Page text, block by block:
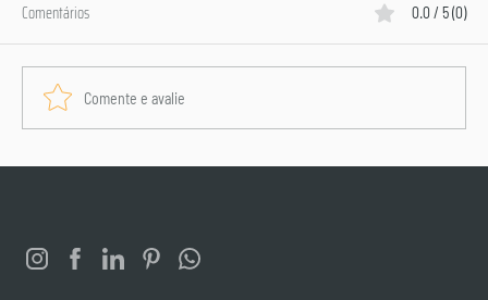
Comentários 0.0 / 5 (0)
Comente e avalie